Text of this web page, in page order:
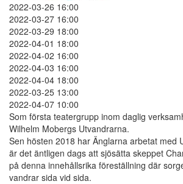
2022-03-26 16:00
2022-03-27 16:00
2022-03-29 18:00
2022-04-01 18:00
2022-04-02 16:00
2022-04-03 16:00
2022-04-04 18:00
2022-03-25 13:00
2022-04-07 10:00
Som första teatergrupp inom daglig
Wilhelm Mobergs Utvandrarna.
Sen hösten 2018 har Änglarna arbetat med
är det äntligen dags att sjösätta skeppet
på denna innehållsrika föreställning där
vandrar sida vid sida.